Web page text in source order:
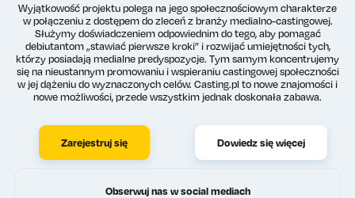
Wyjątkowość projektu polega na jego społecznościowym charakterze
w połączeniu z dostępem do zleceń z branży medialno-castingowej.
Służymy doświadczeniem odpowiednim do tego, aby pomagać
debiutantom „stawiać pierwsze kroki” i rozwijać umiejętności tych,
którzy posiadają medialne predyspozycje. Tym samym koncentrujemy
się na nieustannym promowaniu i wspieraniu castingowej społeczności
w jej dążeniu do wyznaczonych celów. Casting.pl to nowe znajomości i
nowe możliwości, przede wszystkim jednak doskonała zabawa.
Zarejestruj się Dowiedz się więcej
Obserwuj nas w social mediach